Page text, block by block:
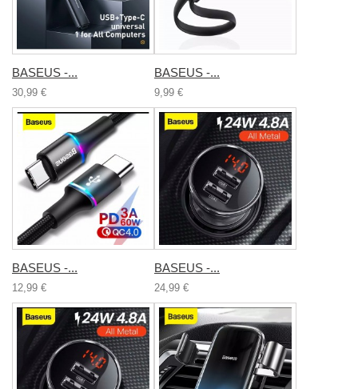
BASEUS -...
30,99 €
BASEUS -...
9,99 €
BASEUS -...
12,99 €
BASEUS -...
24,99 €